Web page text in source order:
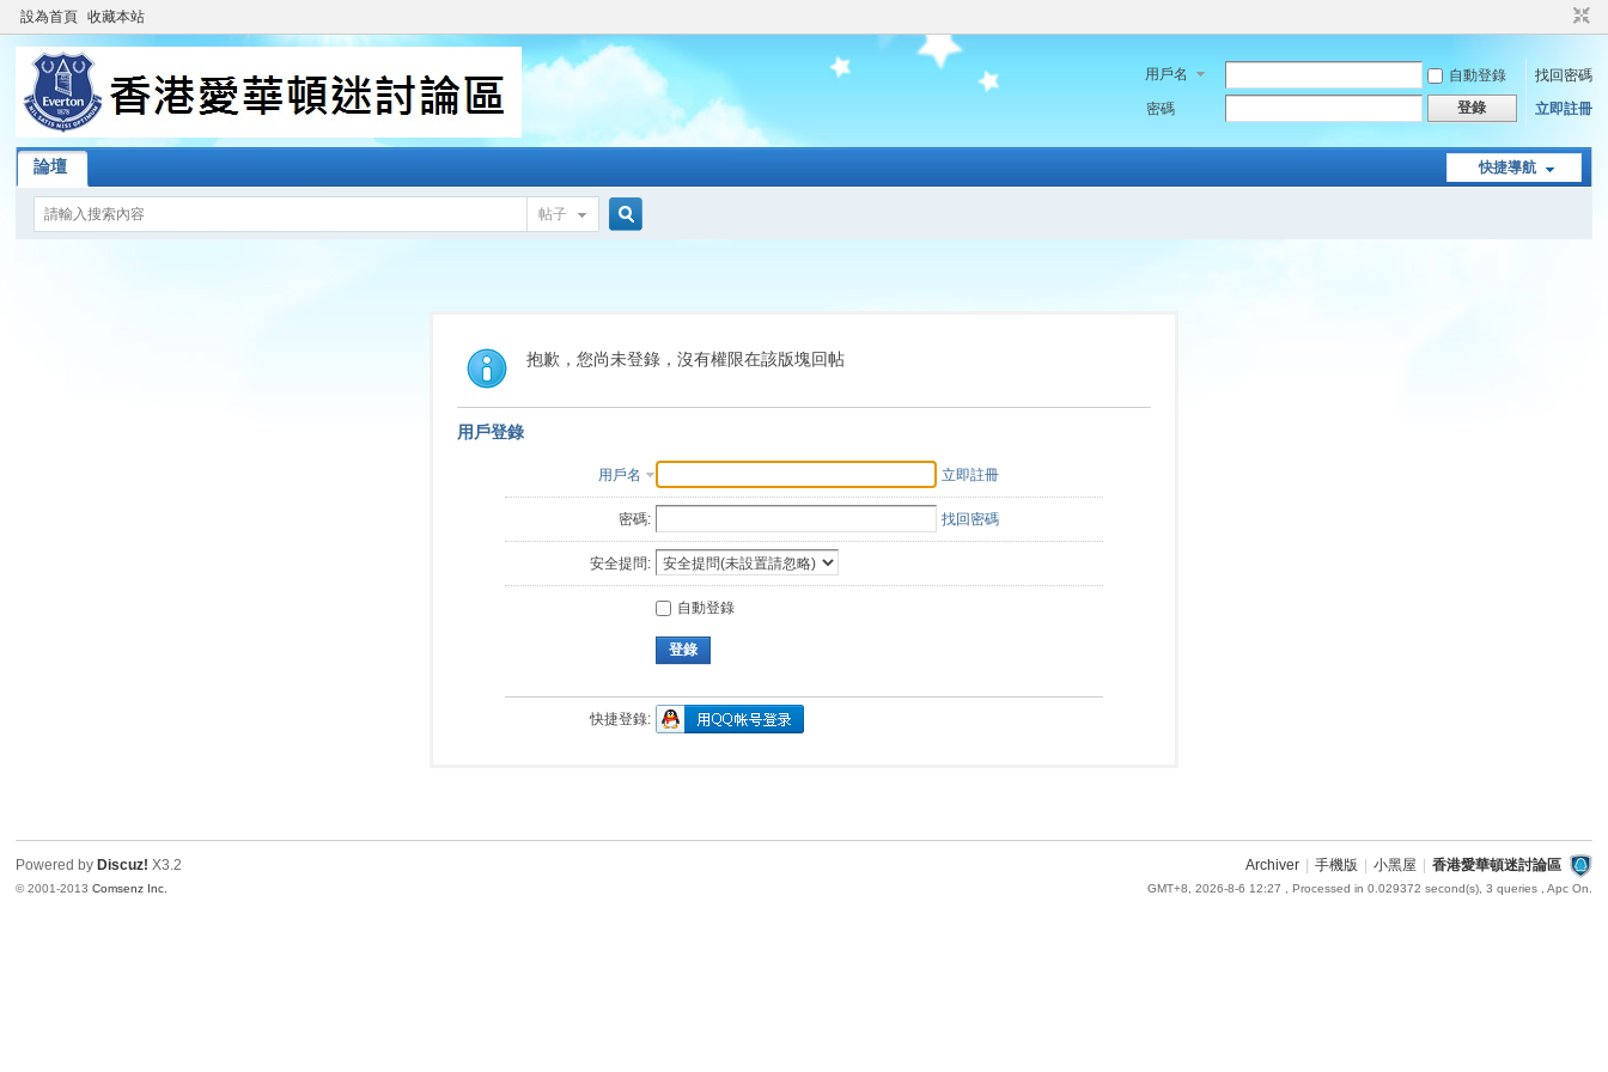
設為首頁 收藏本站
用戶名 自動登錄
找回密碼
密碼
登錄 立即註冊
快捷導航
論壇
帖子
索
抱歉，您尚未登錄，沒有權限在該版塊回帖
用戶登錄
用戶名 立即註冊
密碼: 找回密碼
安全提問:
自動登錄
登錄
快捷登錄:
Archiver 手機版 小黑屋 香港愛華頓迷討論區
GMT+8, 2026-8-6 12:27 , Processed in 0.029372 second(s), 3 queries , Apc On.
Powered by Discuz! X3.2
© 2001-2013Comsenz Inc.